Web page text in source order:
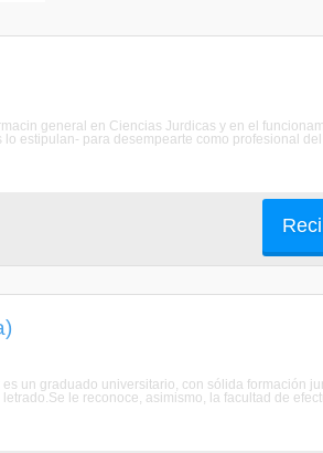
general en Ciencias Jurdicas y en el
estipulan- para desempearte como profesional
un graduado universitario, con sólida formación
le reconoce, asimismo, la facultad de